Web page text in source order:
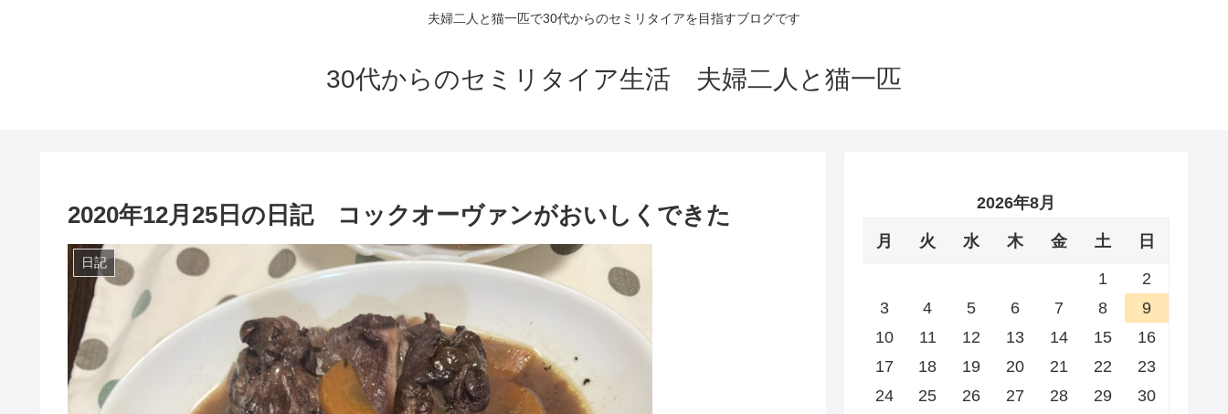
夫婦二人と猫一匹で30代からのセミリタイアを目指すブログです
30代からのセミリタイア生活 夫婦二人と猫一匹
2020年12月25日の日記 コックオーヴァンがおいしくできた
日記
2026年8月
月 火 水 木 金 土 日
1
2
3
4 5 6 7 8
9
10
11 12 13 14 15
16
17
18 19 20 21 22
23
24
25 26 27 28 29
30